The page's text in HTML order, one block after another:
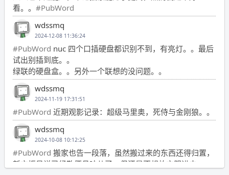
看。。 #PubWord
wdssmq
2024-12-08 11:36:24
#PubWord nuc 四个口插硬盘都识别不到，有亮灯。。最后
试出别插到底。。
绿联的硬盘盒。。另外一个联想的没问题。。
wdssmq
2024-11-19 17:31:51
#PubWord 近期观影记录：超级马里奥，死侍与金刚狼。。
wdssmq
2024-10-08 10:12:25
#PubWord 搬家也告一段落，虽然搬过来的东西还得归置，
新衣柜虽说已经散俩月味儿了，但还是不想放衣服进去。